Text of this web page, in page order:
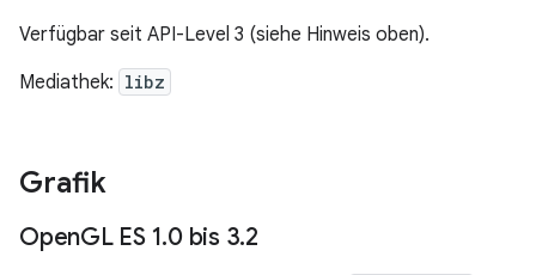
Verfügbar seit API-Level 3 (siehe Hinweis oben).
Mediathek: libz
Grafik
OpenGL ES 1.0 bis 3.2